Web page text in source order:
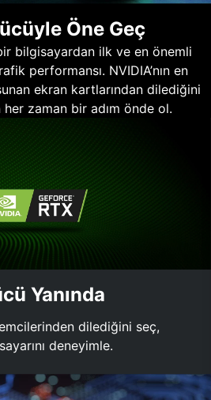
Öne Geç
bilgisayardan ilk ve en önemli
performansı. NVIDIA’nın en
ekran kartlarından dilediğini
zaman bir adım önde ol.
Yanında
dilediğini seç,
deneyimle.